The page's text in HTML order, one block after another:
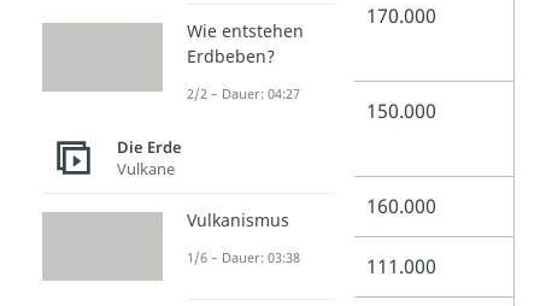
Dakota, Nakota)
170.000
(Ojibwe)
150.000
Choctaw 160.000
Apache 111.000
Wie entstehen
Erdbeben?
2/2 – Dauer: 04:27
Die Erde
Vulkane
Vulkanismus
1/6 – Dauer: 03:38